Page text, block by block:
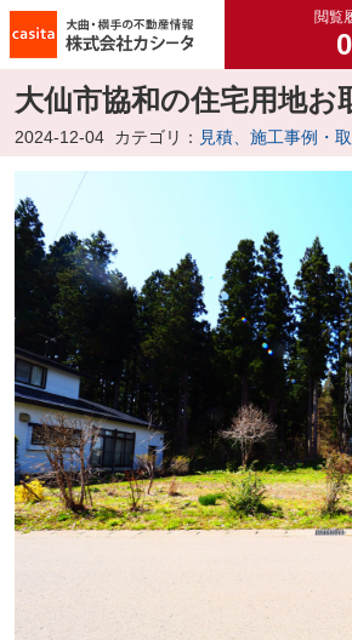
閲覧
0
大仙市協和の住宅用地お
2024-12-04 カテゴリ： 見積、施工事例・